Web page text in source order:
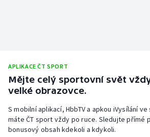
APLIKACE ČT SPORT
Mějte celý sportovní svět
velké obrazovce.
S mobilní aplikací, HbbTV a apkou iVysílání
máte ČT sport vždy po ruce. Sledujte přímé
bonusový obsah kdekoli a kdykoli.